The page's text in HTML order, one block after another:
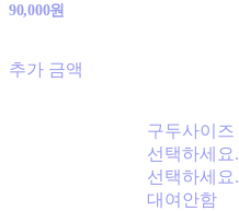
90,000원
추가 금액
구두사이즈
선택하세요.
선택하세요.
대여안함